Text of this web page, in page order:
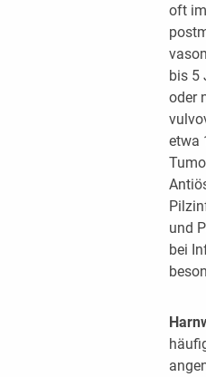
oft
bis 5
oder
etwa
und
bei